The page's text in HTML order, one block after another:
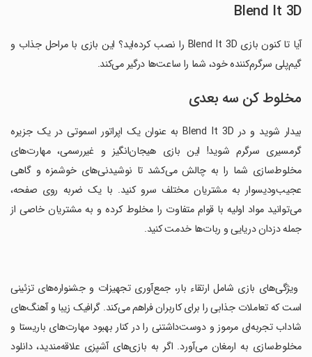
Blend It 3D
آیا تا کنون بازی Blend It 3D را نصب کرده‌اید؟ این بازی با مراحل جذاب و
گیم‌پلی سرگرم‌کننده خود، شما را ساعت‌ها درگیر می‌کند.
مخلوط کن سه بعدی
بیدار شوید و در Blend It 3D به عنوان یک اپراتور اسموتی در یک جزیره
گرمسیری سرگرم شوید! این بازی هیجان‌انگیز و غیررسمی، مهارت‌های
مخلوط‌سازی شما را به چالش می‌کشد تا نوشیدنی‌های خوشمزه و گاهی
عجیب‌ودیسوار به مشتریان مختلف سرو کنید. با یک ضربه روی صفحه،
می‌توانید مواد اولیه با قوام متفاوت را مخلوط کرده و به مشتریان خاصی از
جمله دزدان دریایی و ربات‌ها خدمت کنید.
‏ ویژگی‌های بازی شامل ارتقاء بار، جمع‌آوری تجهیزات و جشنواره‌های تزئینی
است که تعاملات جذابی را برای کاربران فراهم می‌کند. گرافیک زیبا و آهنگ‌های
شاداب تجربه‌ای مرموز و دوست‌داشتنی را در کنار بهبود مهارت‌های باریستا و
مخلوط‌سازی به ارمغان می‌آورد. اگر به بازی‌های آشپزی علاقه‌مندید، دانلود